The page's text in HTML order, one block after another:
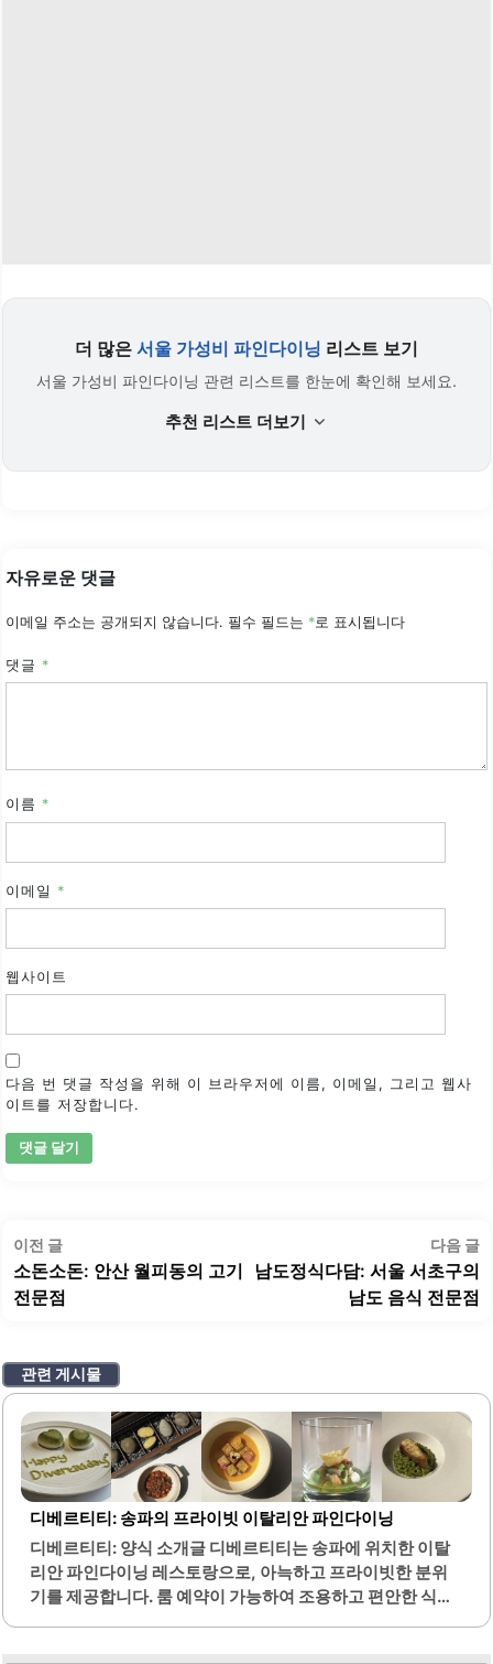
더 많은 서울 가성비 파인다이닝 리스트 보기
서울 가성비 파인다이닝 관련 리스트를 한눈에 확인해 보세요.
추천 리스트 더보기
자유로운 댓글
이메일 주소는 공개되지 않습니다. 필수 필드는 *로 표시됩니다
댓글 *
이름 *
이메일 *
웹사이트
다음 번 댓글 작성을 위해 이 브라우저에 이름, 이메일, 그리고 웹사
이트를 저장합니다.
글
탐
색
이전 글이
전
글:
소돈소돈: 안산 월피동의 고기
전문점
다음 글
남도정식다담: 서울 서초구의
남도 음식 전문점
관련 게시물
디베르티티: 송파의 프라이빗 이탈리안 파인다이닝
디베르티티: 양식 소개글 디베르티티는 송파에 위치한 이탈
리안 파인다이닝 레스토랑으로, 아늑하고 프라이빗한 분위
기를 제공합니다. 룸 예약이 가능하여 조용하고 편안한 식사